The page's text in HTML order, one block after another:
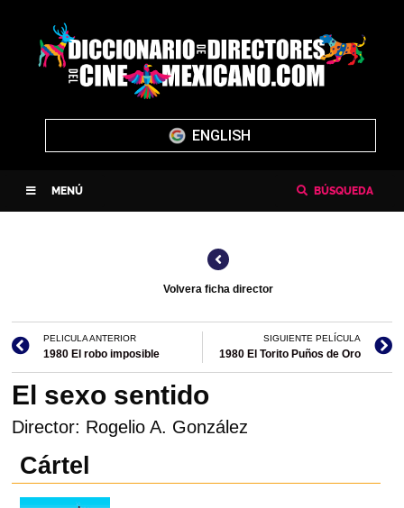
ENGLISH
MENÚ BÚSQUEDA
Volvera ficha director
PELICULA ANTERIOR
1980 El robo imposible
SIGUIENTE PELÍCULA
1980 El Torito Puños de Oro
El sexo sentido
Director: Rogelio A. González
Cártel